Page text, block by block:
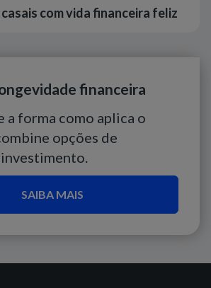
com vida financeira feliz
financeira
a forma como aplica o
opções de
SAIBA MAIS